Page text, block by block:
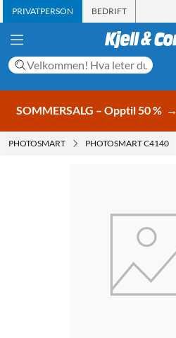
PRIVATPERSON BEDRIFT
SOMMERSALG – Opptil 50 % →
PHOTOSMART PHOTOSMART C4140